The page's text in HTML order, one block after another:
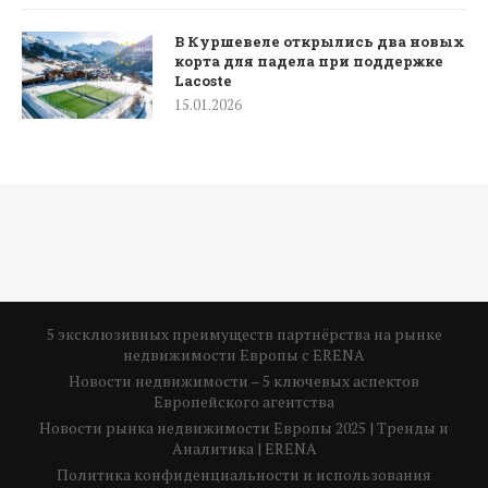
В Куршевеле открылись два новых
корта для падела при поддержке
Lacoste
15.01.2026
5 эксклюзивных преимуществ партнёрства на рынке
недвижимости Европы с ERENA
Новости недвижимости – 5 ключевых аспектов
Европейского агентства
Новости рынка недвижимости Европы 2025 | Тренды и
Аналитика | ERENA
Политика конфиденциальности и использования